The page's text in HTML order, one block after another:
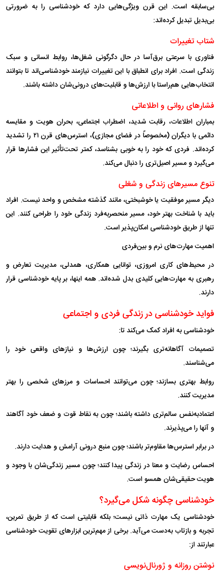
بی‌سابقه است. این قرن ویژگی‌هایی دارد که خودشناسی را به ضرورتی
بی‌بدیل تبدیل کرده‌اند:
شتاب تغییرات
فناوری با سرعتی برق‌آسا در حال دگرگونی شغل‌ها، روابط انسانی و سبک
زندگی است. افراد برای انطباق با این تغییرات نیازمند خودشناسی‌اند تا بتوانند
انتخاب‌هایی هم‌راستا با ارزش‌ها و قابلیت‌های درونی‌شان داشته باشند.
فشار‌های روانی و اطلاعاتی
بمباران اطلاعات، رقابت شدید، اضطراب اجتماعی، بحران هویت و مقایسه
دائمی با دیگران (مخصوصاً در فضای مجازی)، استرس‌های قرن ۲۱ را تشدید
کرده‌اند. فردی که خود را به خوبی بشناسد، کمتر تحت‌تأثیر این فشار‌ها قرار
می‌گیرد و مسیر اصیل‌تری را دنبال می‌کند.
تنوع مسیر‌های زندگی و شغلی
دیگر مسیر موفقیت یا خوشبختی، مانند گذشته مشخص و واحد نیست. افراد
باید با شناخت بهتر خود، مسیر منحصر‌به‌فرد زندگی خود را طراحی کنند. این
تنها از طریق خودشناسی امکان‌پذیر است.
اهمیت مهارت‌های نرم و بین‌فردی
در محیط‌های کاری امروزی، توانایی همکاری، همدلی، مدیریت تعارض و
رهبری به مهارت‌هایی کلیدی بدل شده‌اند. همه اینها، بر پایه خودشناسی قرار
دارند.
فواید خودشناسی در زندگی فردی و اجتماعی
خودشناسی به افراد کمک می‌کند تا:
تصمیمات آگاهانه‌تری بگیرند؛ چون ارزش‌ها و نیاز‌های واقعی خود را
می‌شناسند.
روابط بهتری بسازند؛ چون می‌توانند احساسات و مرز‌های شخصی را بهتر
مدیریت کنند.
اعتماد‌به‌نفس سالم‌تری داشته باشند؛ چون به نقاط قوت و ضعف خود آگاهند
و آنها را می‌پذیرند.
در برابر استرس‌ها مقاوم‌تر باشند؛ چون منبع درونی آرامش و هدایت دارند.
احساس رضایت و معنا در زندگی پیدا کنند؛ چون مسیر زندگی‌شان با وجود و
هویت حقیقی‌شان همسو است.
خودشناسی چگونه شکل می‌گیرد؟
خودشناسی یک مهارت ذاتی نیست؛ بلکه قابلیتی است که از طریق تمرین،
تجربه و بازتاب به‌دست می‌آید. برخی از مهم‌ترین ابزار‌های تقویت خودشناسی
عبارتند از:
نوشتن روزانه و ژورنال‌نویسی